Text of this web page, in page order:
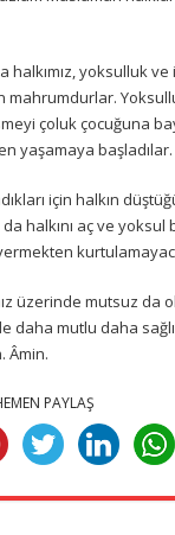
yoksulluk
mahrumdurlar.
çoluk çocuğuna
yaşamaya başladılar.
için halkın
halkını aç ve yoksul
üzerinde mutsuz da
daha mutlu daha
Âmin.
PAYLAŞ